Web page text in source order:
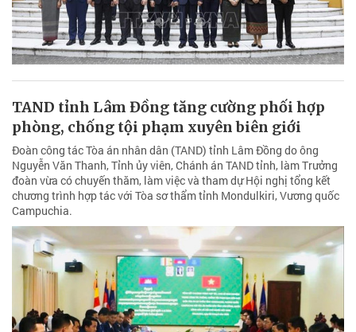
TAND tỉnh Lâm Đồng tăng cường phối hợp
phòng, chống tội phạm xuyên biên giới
Đoàn công tác Tòa án nhân dân (TAND) tỉnh Lâm Đồng do ông
Nguyễn Văn Thanh, Tỉnh ủy viên, Chánh án TAND tỉnh, làm Trưởng
đoàn vừa có chuyến thăm, làm việc và tham dự Hội nghị tổng kết
chương trình hợp tác với Tòa sơ thẩm tỉnh Mondulkiri, Vương quốc
Campuchia.